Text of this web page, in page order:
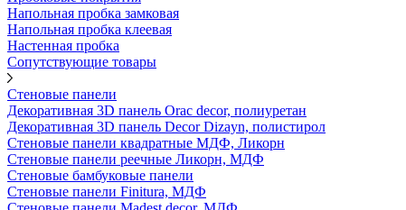
Напольная пробка замковая
Напольная пробка клеевая
Настенная пробка
Сопутствующие товары
Стеновые панели
Декоративная 3D панель Orac decor, полиуретан
Декоративная 3D панель Decor Dizayn, полистирол
Стеновые панели квадратные МДФ, Ликорн
Стеновые панели реечные Ликорн, МДФ
Стеновые бамбуковые панели
Стеновые панели Finitura, МДФ